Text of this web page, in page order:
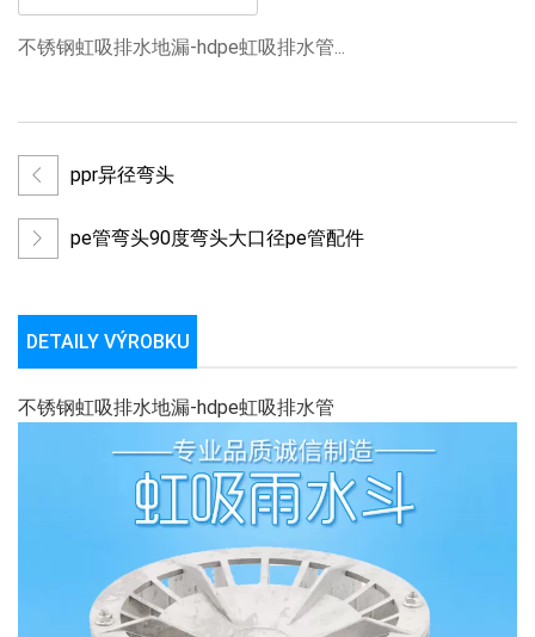
不锈钢虹吸排水地漏-hdpe虹吸排水管...
ppr异径弯头
pe管弯头90度弯头大口径pe管配件
DETAILY VÝROBKU
不锈钢虹吸排水地漏-hdpe虹吸排水管